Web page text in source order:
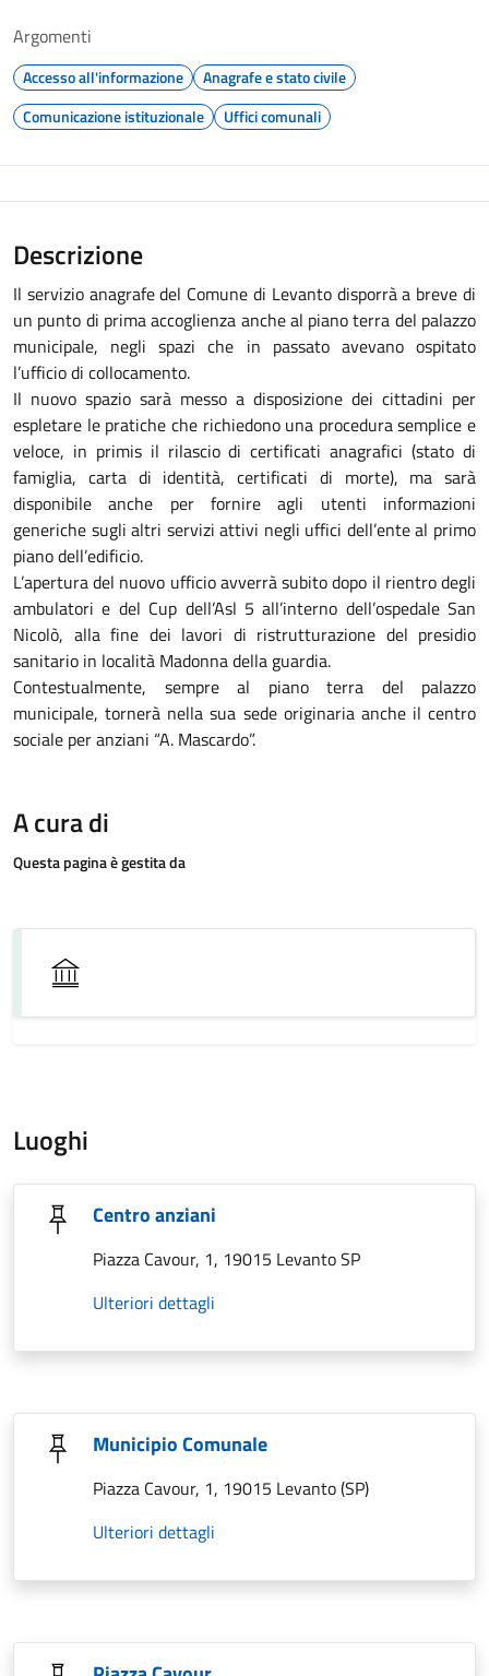
Argomenti
Accesso all'informazione
Anagrafe e stato civile
Comunicazione istituzionale
Uffici comunali
Descrizione
Il servizio anagrafe del Comune di Levanto disporrà a breve di
un punto di prima accoglienza anche al piano terra del palazzo
municipale, negli spazi che in passato avevano ospitato
l’ufficio di collocamento.
Il nuovo spazio sarà messo a disposizione dei cittadini per
espletare le pratiche che richiedono una procedura semplice e
veloce, in primis il rilascio di certificati anagrafici (stato di
famiglia, carta di identità, certificati di morte), ma sarà
disponibile anche per fornire agli utenti informazioni
generiche sugli altri servizi attivi negli uffici dell’ente al primo
piano dell’edificio.
L’apertura del nuovo ufficio avverrà subito dopo il rientro degli
ambulatori e del Cup dell’Asl 5 all’interno dell’ospedale San
Nicolò, alla fine dei lavori di ristrutturazione del presidio
sanitario in località Madonna della guardia.
Contestualmente, sempre al piano terra del palazzo
municipale, tornerà nella sua sede originaria anche il centro
sociale per anziani “A. Mascardo”.
A cura di
Questa pagina è gestita da
Luoghi
Centro anziani
Piazza Cavour, 1, 19015 Levanto SP
Ulteriori dettagli
Municipio Comunale
Piazza Cavour, 1, 19015 Levanto (SP)
Ulteriori dettagli